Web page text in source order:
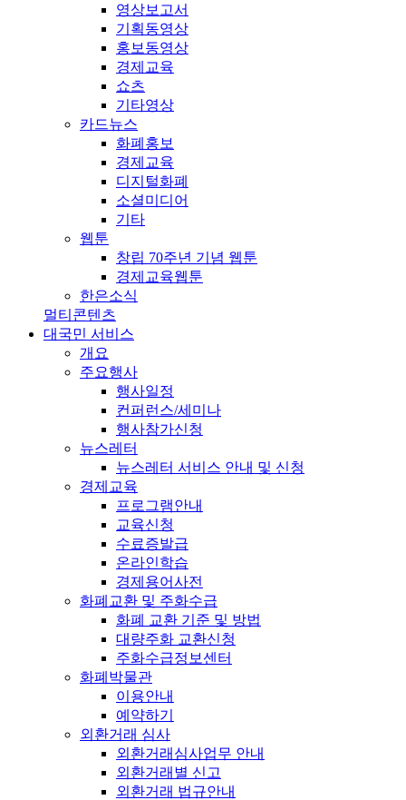
영상보고서
기획동영상
홍보동영상
경제교육
쇼츠
기타영상
카드뉴스
화폐홍보
경제교육
디지털화폐
소셜미디어
기타
웹툰
창립 70주년 기념 웹툰
경제교육웹툰
한은소식
멀티콘텐츠
대국민 서비스
개요
주요행사
행사일정
컨퍼런스/세미나
행사참가신청
뉴스레터
뉴스레터 서비스 안내 및 신청
경제교육
프로그램안내
교육신청
수료증발급
온라인학습
경제용어사전
화폐교환 및 주화수급
화폐 교환 기준 및 방법
대량주화 교환신청
주화수급정보센터
화폐박물관
이용안내
예약하기
외환거래 심사
외환거래심사업무 안내
외환거래별 신고
외환거래 법규안내